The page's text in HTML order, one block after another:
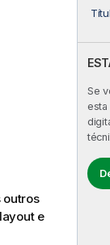
Se
outros
e